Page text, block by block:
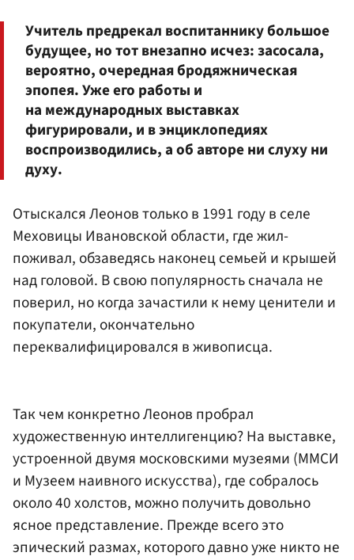
Учитель предрекал воспитаннику большое
будущее, но тот внезапно исчез: засосала,
вероятно, очередная бродяжническая
эпопея. Уже его работы и
на международных выставках
фигурировали, и в энциклопедиях
воспроизводились, а об авторе ни слуху ни
духу.
Отыскался Леонов только в 1991 году в селе
Меховицы Ивановской области, где жил-
поживал, обзаведясь наконец семьей и крышей
над головой. В свою популярность сначала не
поверил, но когда зачастили к нему ценители и
покупатели, окончательно
переквалифицировался в живописца.
Так чем конкретно Леонов пробрал
художественную интеллигенцию? На выставке,
устроенной двумя московскими музеями (ММСИ
и Музеем наивного искусства), где собралось
около 40 холстов, можно получить довольно
ясное представление. Прежде всего это
эпический размах, которого давно уже никто не